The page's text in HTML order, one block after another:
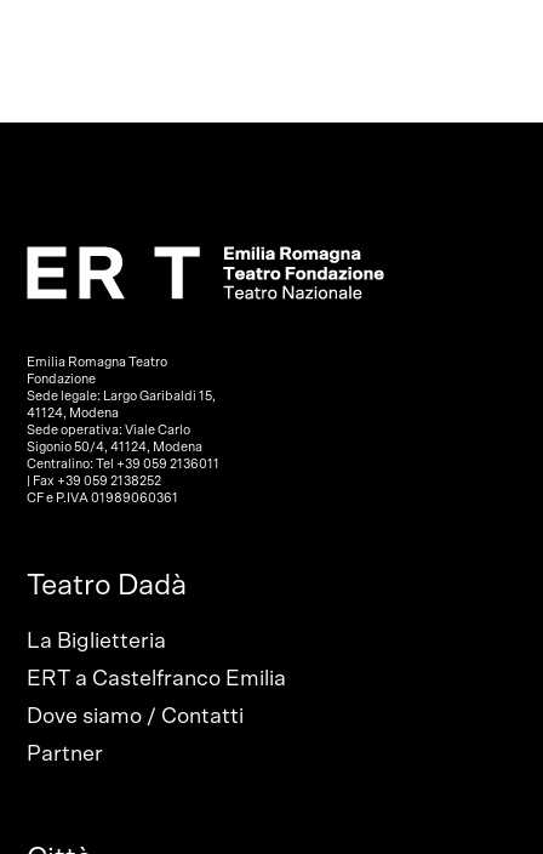
Emilia Romagna Teatro
Fondazione
Sede legale: Largo Garibaldi 15,
41124, Modena
Sede operativa: Viale Carlo
Sigonio 50/4, 41124, Modena
Centralino: Tel +39 059 2136011
| Fax +39 059 2138252
CF e P.IVA 01989060361
Teatro Dadà
La Biglietteria
ERT a Castelfranco Emilia
Dove siamo / Contatti
Partner